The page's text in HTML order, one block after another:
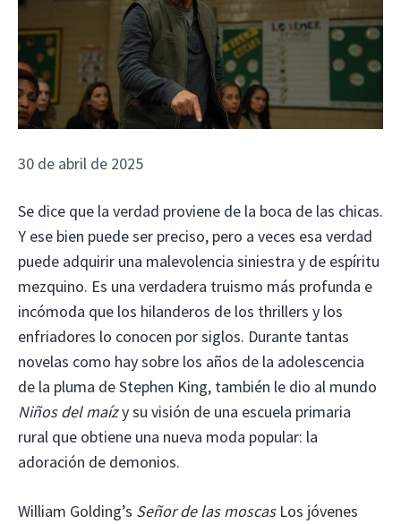
30 de abril de 2025
Se dice que la verdad proviene de la boca de las chicas.
Y ese bien puede ser preciso, pero a veces esa verdad
puede adquirir una malevolencia siniestra y de espíritu
mezquino. Es una verdadera truismo más profunda e
incómoda que los hilanderos de los thrillers y los
enfriadores lo conocen por siglos. Durante tantas
novelas como hay sobre los años de la adolescencia
de la pluma de Stephen King, también le dio al mundo
Niños del maízy su visión de una escuela primaria
rural que obtiene una nueva moda popular: la
adoración de demonios.
William Golding’s Señor de las moscas Los jóvenes